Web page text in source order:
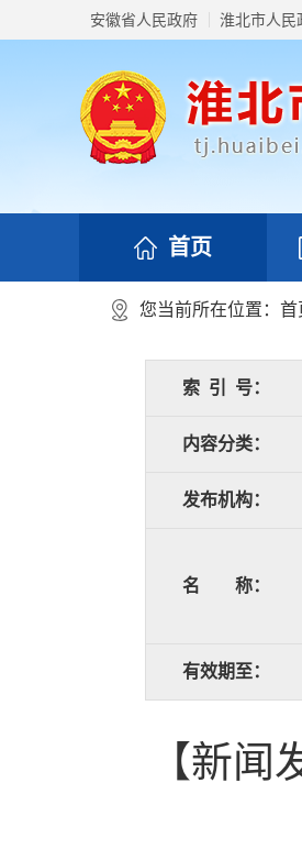
安徽省人民政府 淮北市人民
首页
您当前所在位置： 首
索 引 号：
内容分类：
发布机构：
名 称：
有效期至：
【新